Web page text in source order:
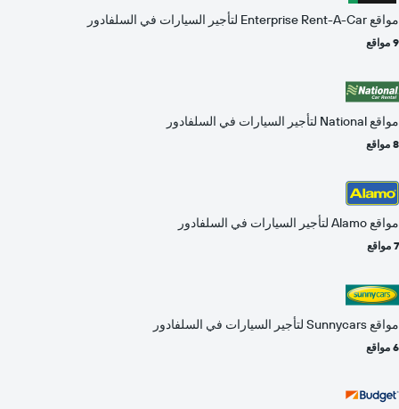
مواقع Enterprise Rent-A-Car لتأجير السيارات في السلفادور
9 مواقع
مواقع National لتأجير السيارات في السلفادور
8 مواقع
مواقع Alamo لتأجير السيارات في السلفادور
7 مواقع
مواقع Sunnycars لتأجير السيارات في السلفادور
6 مواقع